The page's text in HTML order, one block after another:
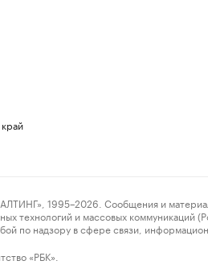
1995–2026. Сообщения и материалы
технологий и массовых
по надзору в сфере связи,
«РБК».